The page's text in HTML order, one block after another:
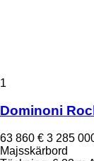
1
Dominoni
63 860 € 3 285
Majsskärbord